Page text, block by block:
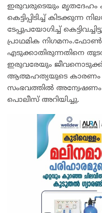
ഇരുവരുടെയും മൃതദേഹം
കെട്ടിപ്പിടിച്ച്
ടേപ്പുപയോഗിച്ച്
പ്രാഥമിക നിഗമനം.ഫോൺ
എടുക്കാതിരുന്നതിനെ
ഇരുവരേയും
ആത്മഹത്യയുടെ കാരണം
സംഭവത്തിൽ അന്വേഷണം
പൊലീസ് അറിയിച്ചു.